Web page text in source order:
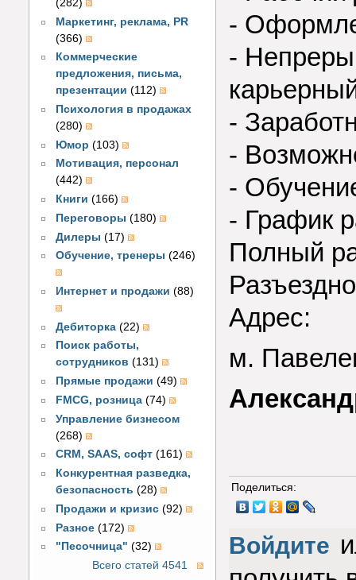
(282)
Маркетинг, реклама, PR
(366)
Коммерческие
предложения, письма,
презентации (112)
Психология в продажах
(280)
Юмор (103)
Мотивация, персонал
(442)
Книги (166)
Переговоры (180)
Дилеры (17)
Обучение, тренеры (246)
Интернет и продажи (88)
Дебиторка (22)
Поиск работы,
сотрудников (131)
Прямые продажи (49)
FMCG, розница (74)
Управление бизнесом
(268)
CRM, SAAS, софт (161)
Конкурентная разведка,
безопасность (28)
Продажи и кризис (92)
Разное (172)
"Песочница" (32)
Всего статей 4541
-
-
-
-
-
- График
Полный
Адрес:
м.
Поделиться:
Войдите